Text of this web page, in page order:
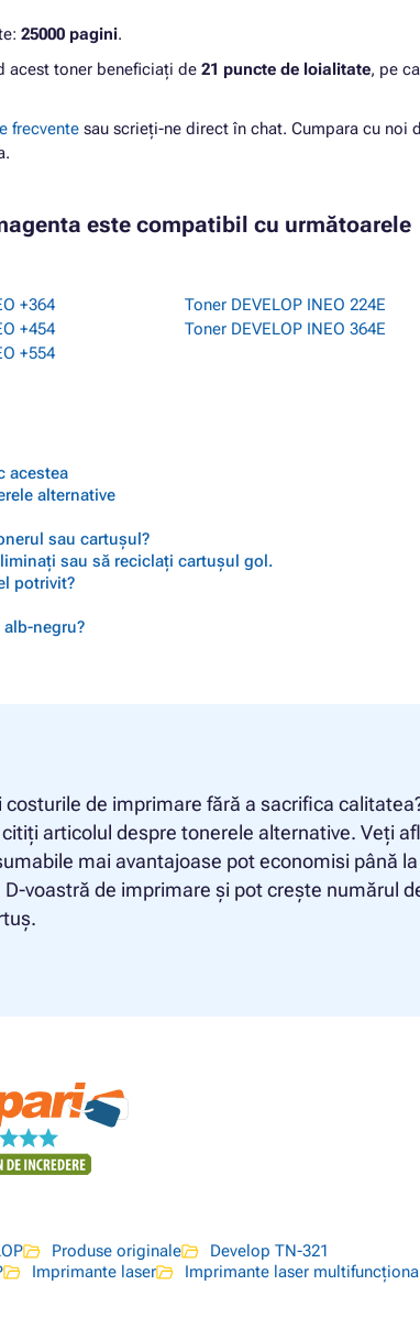
25000 pagini.
acest toner beneficiați de 21 puncte de loialitate, pe
frecvente sau scrieți-ne direct în chat. Cumpara cu noi
este compatibil cu următoarele
+364
+454
+554
Toner DEVELOP INEO 224E
Toner DEVELOP INEO 364E
acestea
alternative
sau cartușul?
sau să reciclați cartușul gol.
potrivit?
negru?
costurile de imprimare fără a sacrifica
articolul despre tonerele alternative. Veți
mai avantajoase pot economisi până
voastră de imprimare și pot crește numărul
Produse originale
Develop TN-321
Imprimante laser
Imprimante laser